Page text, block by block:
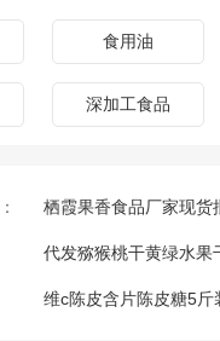
食用油
深加工食品
栖霞果香食品厂家现货
代发猕猴桃干黄绿水
维c陈皮含片陈皮糖5